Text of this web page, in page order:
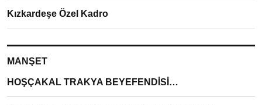
Kızkardeşe Özel Kadro
MANŞET
HOŞÇAKAL TRAKYA BEYEFENDİSİ…